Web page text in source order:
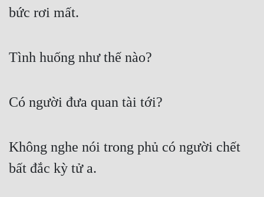
bức rơi mất.
Tình huống như thế nào?
Có người đưa quan tài tới?
Không nghe nói trong phủ có người chết
bất đắc kỳ tử a.